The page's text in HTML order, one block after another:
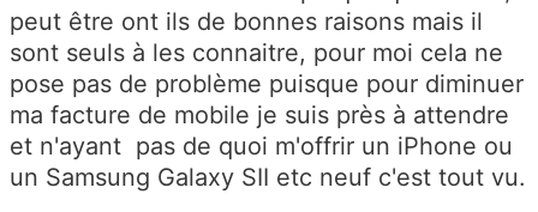
peut être ont ils de bonnes raisons mais il
sont seuls à les connaitre, pour moi cela ne
pose pas de problème puisque pour diminuer
ma facture de mobile je suis près à attendre
et n'ayant pas de quoi m'offrir un iPhone ou
un Samsung Galaxy SII etc neuf c'est tout vu.